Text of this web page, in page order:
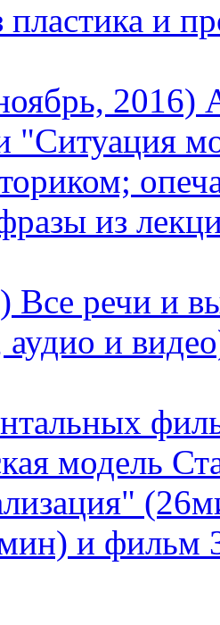
и
"Cитуация
из
Все речи и
и
модель
и фильм